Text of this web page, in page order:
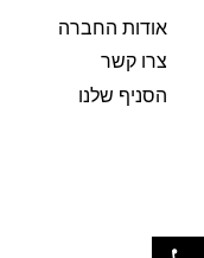
אודות החברה
צרו קשר
הסניף שלנו
פתח סרגל נגישות